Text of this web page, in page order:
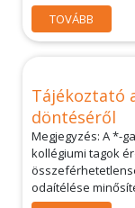
TOVÁBB
Tájékoztató
döntéséről
Megjegyzés: A *-
kollégiumi tagok
odaítélése